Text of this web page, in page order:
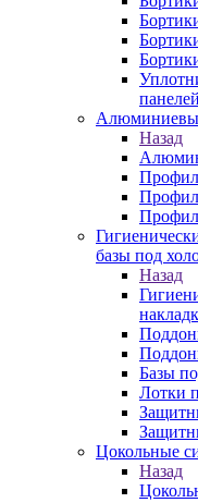
панелей
Назад
базы под
Назад
Базы
Лотки
Цокольные
Назад